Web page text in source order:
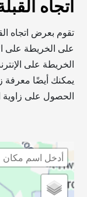
اتجاه
تقوم بعرض اتجاه
على الخريطة على
الخريطة على
يمكنك أيضًا معرفة
الحصول على زاوية